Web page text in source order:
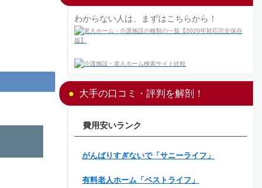
わからない人は、まずはこちらから！
大手の口コミ・評判を解剖！
費用安いランク
がんばりすぎないで「サニーライフ」
有料老人ホーム「ベストライフ」